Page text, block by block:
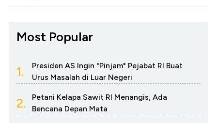
Most Popular
1.
Presiden AS Ingin "Pinjam" Pejabat RI Buat
Urus Masalah di Luar Negeri
2.
Petani Kelapa Sawit RI Menangis, Ada
Bencana Depan Mata